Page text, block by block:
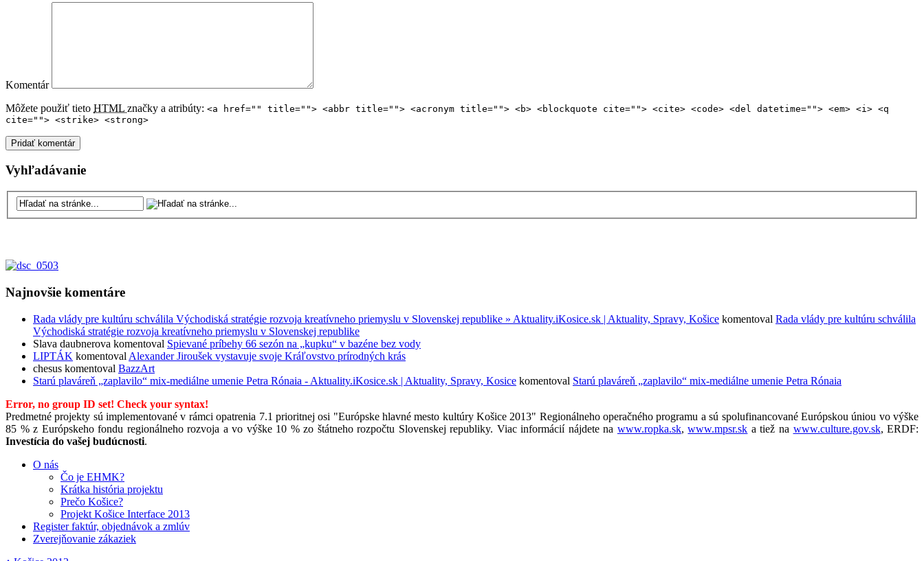
Komentár
Môžete použiť tieto HTML značky a atribúty: <a href="" title=""> <abbr title=""> <acronym title=""> <b> <blockquote cite=""> <cite> <code> <del datetime=""> <em> <i> <q
cite=""> <strike> <strong>
Vyhľadávanie
Najnovšie komentáre
Rada vlády pre kultúru schválila Východiská stratégie rozvoja kreatívneho priemyslu v Slovenskej republike » Aktuality.iKosice.sk | Aktuality, Spravy, Košice komentoval Rada vlády pre kultúru schválila
Východiská stratégie rozvoja kreatívneho priemyslu v Slovenskej republike
Slava daubnerova komentoval Spievané príbehy 66 sezón na „kupku“ v bazéne bez vody
LIPTÁK komentoval Alexander Jiroušek vystavuje svoje Kráľovstvo prírodných krás
chesus komentoval BazzArt
Starú plaváreň „zaplavilo“ mix-mediálne umenie Petra Rónaia - Aktuality.iKosice.sk | Aktuality, Spravy, Kosice komentoval Starú plaváreň „zaplavilo“ mix-mediálne umenie Petra Rónaia
Error, no group ID set! Check your syntax!
Predmetné projekty sú implementované v rámci opatrenia 7.1 prioritnej osi "Európske hlavné mesto kultúry Košice 2013" Regionálneho operačného programu a sú spolufinancované Európskou úniou vo výške
85 % z Európskeho fondu regionálneho rozvoja a vo výške 10 % zo štátneho rozpočtu Slovenskej republiky. Viac informácií nájdete na www.ropka.sk,www.mpsr.sk a tiež na www.culture.gov.sk, ERDF:
Investícia do vašej budúcnosti.
O nás
Čo je EHMK?
Krátka história projektu
Prečo Košice?
Projekt Košice Interface 2013
Register faktúr, objednávok a zmlúv
Zverejňovanie zákaziek